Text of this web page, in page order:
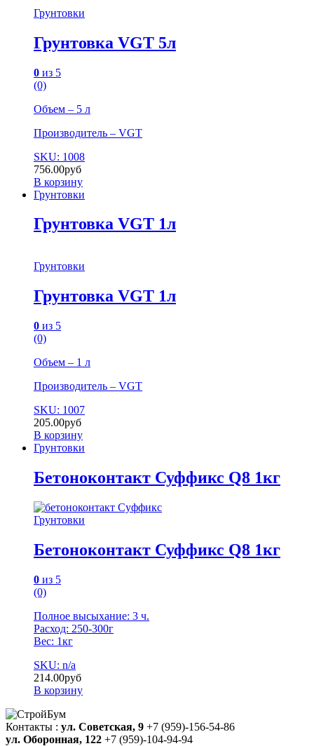
Грунтовки
Грунтовка VGT 5л
0 из 5
(0)
Объем – 5 л
Производитель – VGT
SKU: 1008
756.00руб
В корзину
Грунтовки
Грунтовка VGT 1л
Грунтовки
Грунтовка VGT 1л
0 из 5
(0)
Объем – 1 л
Производитель – VGT
SKU: 1007
205.00руб
В корзину
Грунтовки
Бетоноконтакт Суффикс Q8 1кг
Грунтовки
Бетоноконтакт Суффикс Q8 1кг
0 из 5
(0)
Полное высыхание: 3 ч.
Расход: 250-300г
Вес: 1кг
SKU: n/a
214.00руб
В корзину
Контакты : ул. Советская, 9 +7 (959)-156-54-86
ул. Оборонная, 122 +7 (959)-104-94-94